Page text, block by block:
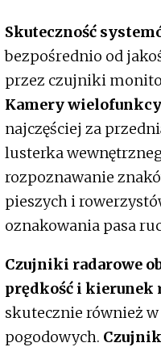
Skuteczność
bezpośrednio od
przez czujniki
Kamery
najczęściej za
lusterka
rozpoznawanie
pieszych i
oznakowania pasa
Czujniki radarowe
prędkość i kierunek
skutecznie również
pogodowych.